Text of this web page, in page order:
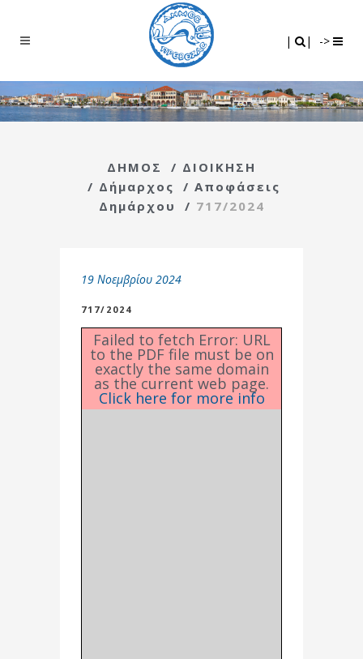
| | ->
ΔΗΜΟΣ / ΔΙΟΙΚΗΣΗ
/ Δήμαρχος / Αποφάσεις
Δημάρχου
/ 717/2024
19 Νοεμβρίου 2024
717/2024
Failed to fetch Error: URL
to the PDF file must be on
exactly the same domain
as the current web page.
Click here for more info